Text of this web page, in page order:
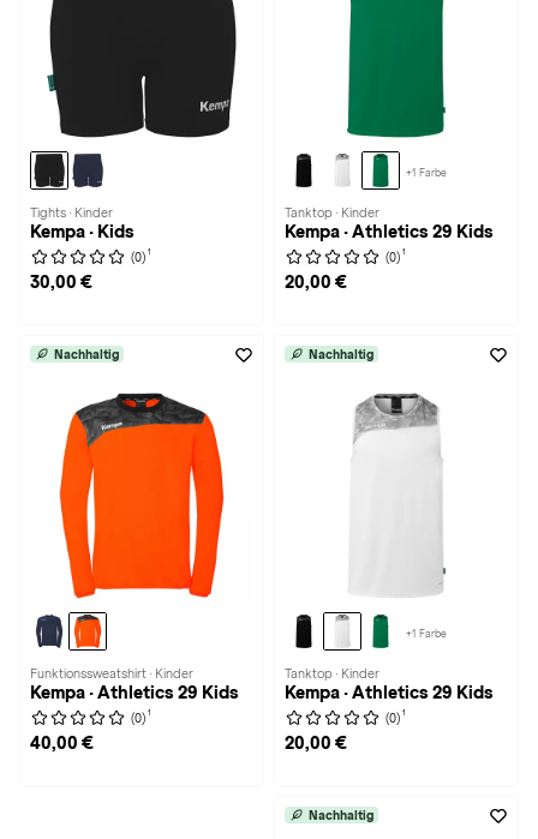
Tights · Kinder
Kempa · Kids
(0) 1
30,00 €
+1 Farbe
Tanktop · Kinder
Kempa · Athletics 29 Kids
(0) 1
20,00 €
Nachhaltig
Funktionssweatshirt · Kinder
Kempa · Athletics 29 Kids
(0) 1
40,00 €
Nachhaltig
+1 Farbe
Tanktop · Kinder
Kempa · Athletics 29 Kids
(0) 1
20,00 €
Nachhaltig